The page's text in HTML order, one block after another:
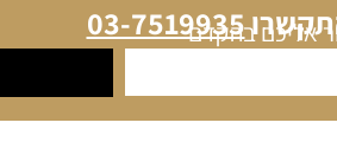
03-7519935אליכם בהקדם